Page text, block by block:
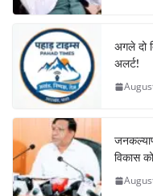
अगले दो
अलर्ट!
विकास